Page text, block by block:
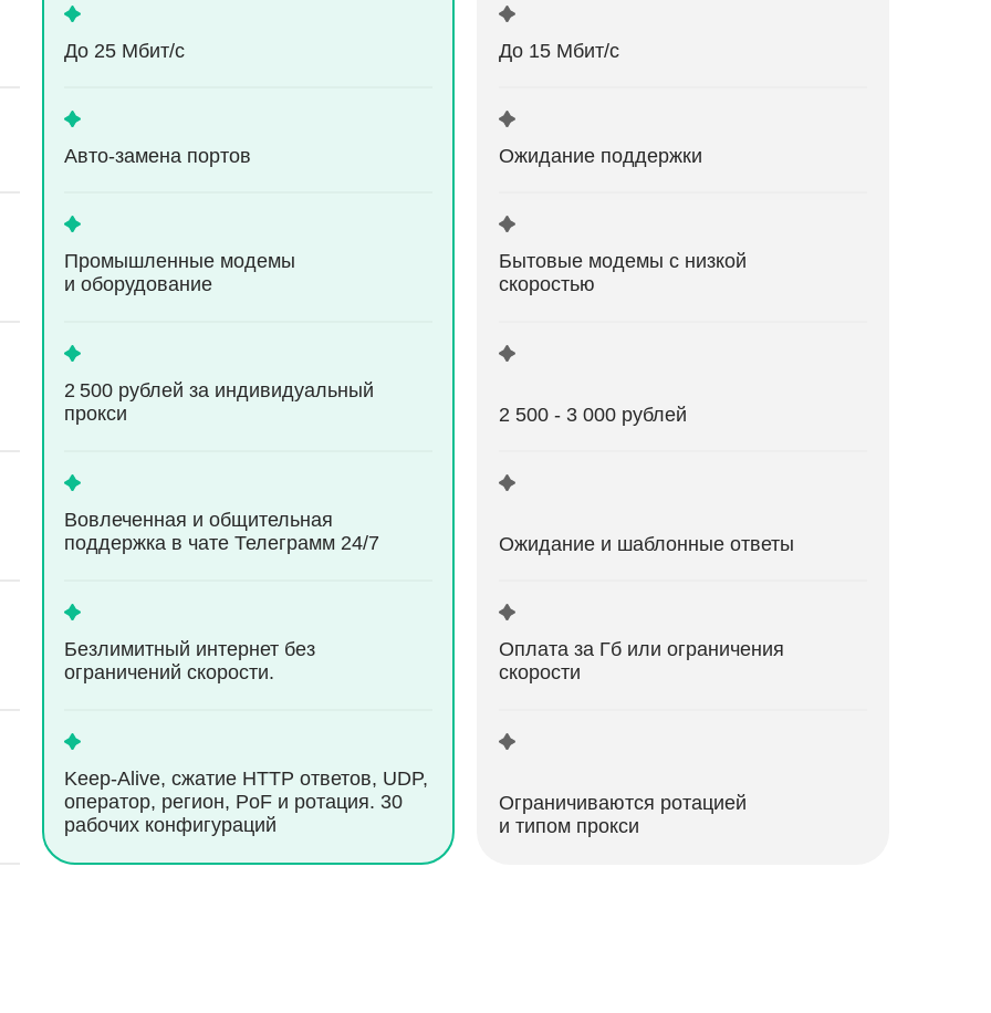
До 25 Мбит/с До 15 Мбит/с
Aвто-замена портов Ожидание поддержки
Промышленные модемы
и оборудование
Бытовые модемы с низкой
скоростью
Вовлеченная и общительная
поддержка в чате Телеграмм 24/7
2 500 рублей за индивидуальный
прокси
2 500 - 3 000 рублей
Ожидание и шаблонные ответы
Безлимитный интернет без
ограничений скорости.
Оплата за Гб или ограничения
скорости
Keep-Alive, сжатие HTTP ответов, UDP,
оператор, регион, PoF и ротация. 30
рабочих конфигураций
Ограничиваются ротацией
и типом прокси